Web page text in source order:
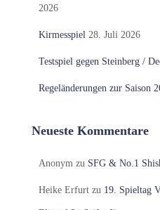
2026
Kirmesspiel 28. Juli 2026
Testspiel gegen Steinberg /
Regeländerungen zur Saison
Neueste Kommentare
Anonym zu SFG & No.1
Heike Erfurt zu 19. Spieltag